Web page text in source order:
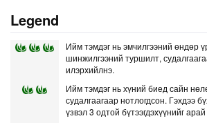
Legend
Ийм тэмдэг нь эмчилгээний өндөр
шинжилгээний туршилт,
илэрхийлнэ.
Ийм тэмдэг нь хүний биед сайн
судалгаагаар нотлогдсон. Гэхдээ
үзвэл 3 одтой бүтээгдэхүүнийг